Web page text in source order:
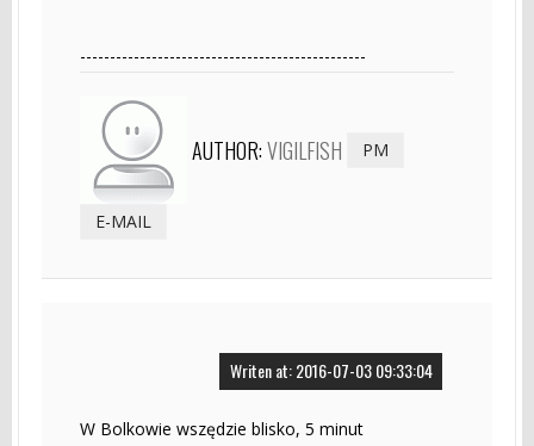
------------------------------------------------
AUTHOR:VIGILFISH PM
E-MAIL
Writen at: 2016-07-03 09:33:04
W Bolkowie wszędzie blisko, 5 minut